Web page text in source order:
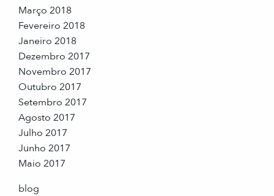
Março 2018
Fevereiro 2018
Janeiro 2018
Dezembro 2017
Novembro 2017
Outubro 2017
Setembro 2017
Agosto 2017
Julho 2017
Junho 2017
Maio 2017
blog